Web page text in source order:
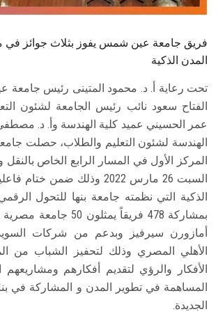
فريق جامعة عين شمس يفوز بثلاث جوائز في
المدن الذكية
تحت رعاية أ. د. محمود المتينى رئيس جامعة
الفتاح سعود نائب رئيس الجامعة لشئون
عمر الحسيني عميد كلية الهندسة وأ. د.
الهندسة لشئون التعليم والطلاب، حصلت
المركز الأول في المسار الرابع الخاص بالنقل
السبت 26 مارس 2022 وذلك ضمن
الذكية التي نظمته جامعة بنها للتحول
بمشاركة 478 فريقاً
أمازورن سيرفيز وبدعم من شركات
الأهلي المصري وذلك لتحفيز الشباب من
الأفكار والرؤي لتقديم أفكارهم
المساهمة في تطوير المدن و المشاركة في
الجديدة.